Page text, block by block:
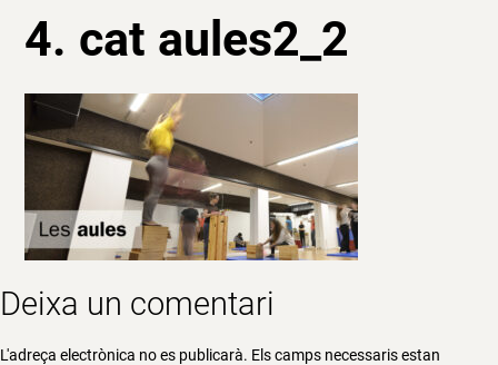
4. cat aules2_2
Deixa un comentari
L'adreça electrònica no es publicarà. Els camps necessaris estan